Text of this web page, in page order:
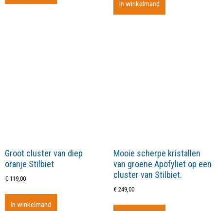
In winkelmand
Groot cluster van diep
oranje Stilbiet
€ 119,00
In winkelmand
Mooie scherpe kristallen
van groene Apofyliet op een
cluster van Stilbiet.
€ 249,00